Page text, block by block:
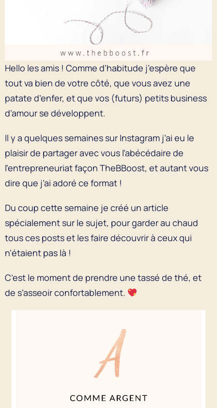
Hello les amis ! Comme d’habitude j’espère que
tout va bien de votre côté, que vous avez une
patate d’enfer, et que vos (futurs) petits business
d’amour se développent.
Il y a quelques semaines sur Instagram j’ai eu le
plaisir de partager avec vous l’abécédaire de
l’entrepreneuriat façon TheBBoost, et autant vous
dire que j’ai adoré ce format !
Du coup cette semaine je créé un article
spécialement sur le sujet, pour garder au chaud
tous ces posts et les faire découvrir à ceux qui
n’étaient pas là !
C’est le moment de prendre une tassé de thé, et
de s’asseoir confortablement.